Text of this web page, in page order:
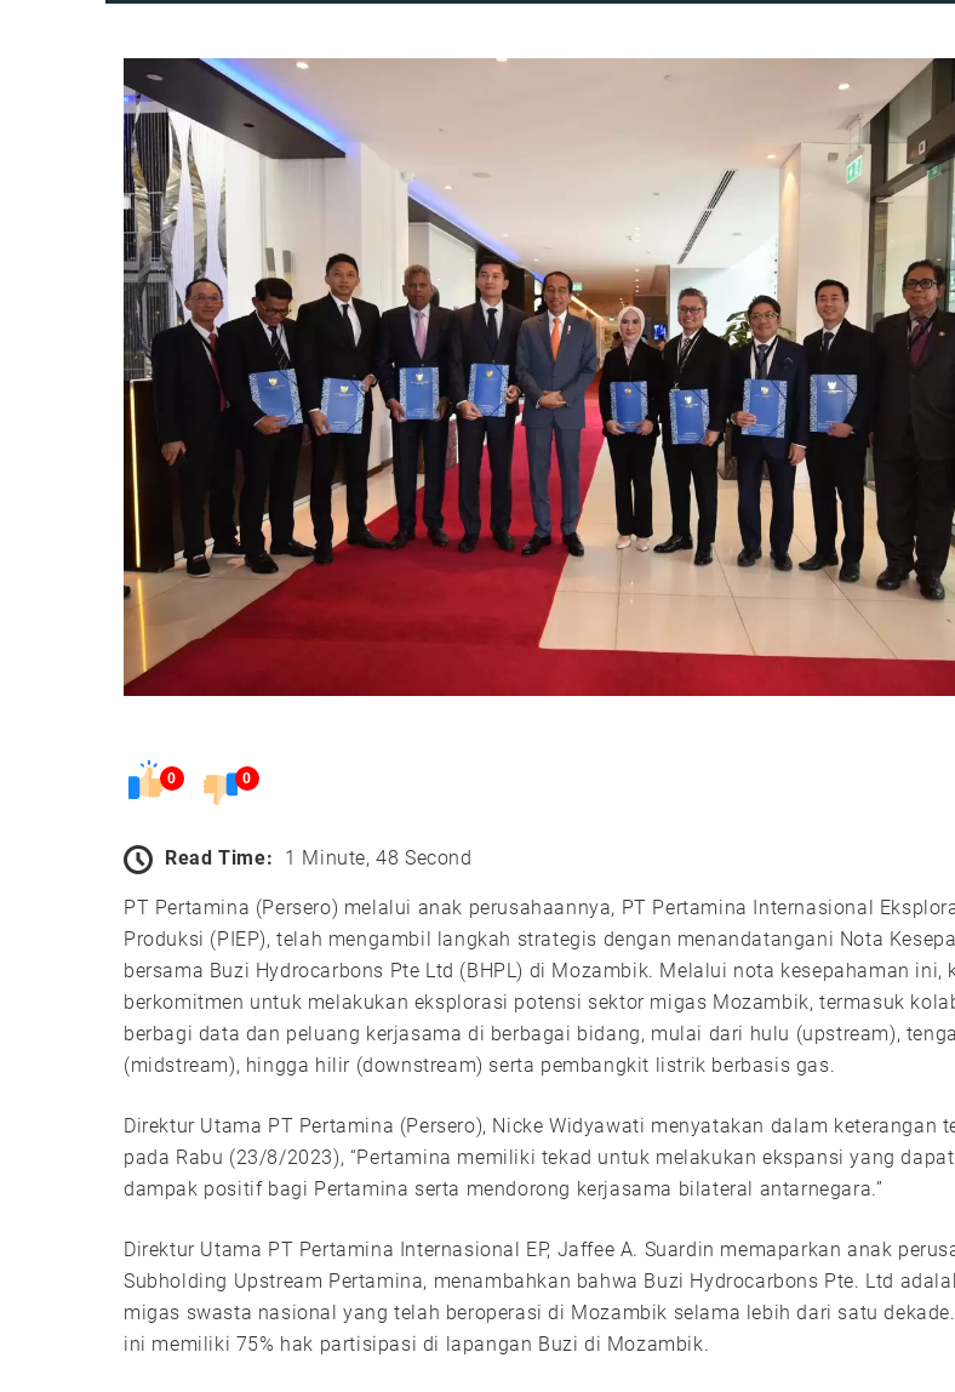
0 0
Read Time: 1 Minute, 48 Second
PT Pertamina (Persero) melalui anak perusahaannya, PT Pertamina Internasional
Produksi (PIEP), telah mengambil langkah strategis dengan menandatangani Nota
bersama Buzi Hydrocarbons Pte Ltd (BHPL) di Mozambik. Melalui nota kesepahaman ini,
berkomitmen untuk melakukan eksplorasi potensi sektor migas Mozambik, termasuk
berbagi data dan peluang kerjasama di berbagai bidang, mulai dari hulu (upstream),
(midstream), hingga hilir (downstream) serta pembangkit listrik berbasis gas.
Direktur Utama PT Pertamina (Persero), Nicke Widyawati menyatakan dalam keterangan
pada Rabu (23/8/2023), “Pertamina memiliki tekad untuk melakukan ekspansi yang
dampak positif bagi Pertamina serta mendorong kerjasama bilateral antarnegara.”
Direktur Utama PT Pertamina Internasional EP, Jaffee A. Suardin memaparkan anak
Subholding Upstream Pertamina, menambahkan bahwa Buzi Hydrocarbons Pte. Ltd
migas swasta nasional yang telah beroperasi di Mozambik selama lebih dari satu
ini memiliki 75% hak partisipasi di lapangan Buzi di Mozambik.